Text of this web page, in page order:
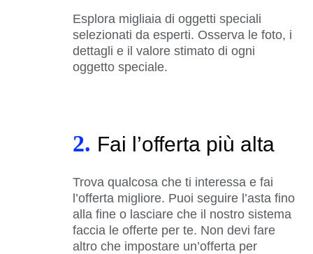
Esplora migliaia di oggetti speciali
selezionati da esperti. Osserva le foto, i
dettagli e il valore stimato di ogni
oggetto speciale.
2. Fai l’offerta più alta
Trova qualcosa che ti interessa e fai
l’offerta migliore. Puoi seguire l’asta fino
alla fine o lasciare che il nostro sistema
faccia le offerte per te. Non devi fare
altro che impostare un’offerta per